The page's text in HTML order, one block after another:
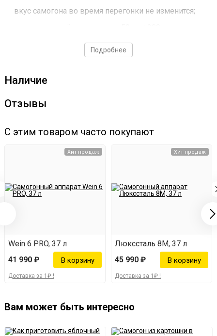
вкус самогона во время перегонки не изменится;
силиконовый шланг довольно гибкий. Легко
внутренний диаметр - 8 мм;
толщина стенок - 2 мм.
Подробнее
Наличие
Отзывы
С этим товаром часто покупают
Хит продаж
Wein 6 PRO, 37 л
41 990 ₽
Доставка за 1₽ !
Хит продаж
Люкссталь 8М, 37 л
45 990 ₽
Доставка за 1₽ !
Вам может быть интересно